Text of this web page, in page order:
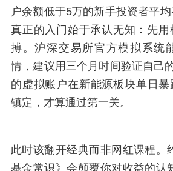
户余额低于5万的新手投资者平均
真正的入门始于承认无知：先
搏。沪深交易所官方模拟系统
情，建议用三个月时间验证自己
的虚拟账户在新能源板块单日
镇定，才算通过第一关。
此时该翻开经典而非网红课程。
基金常识》会颠覆你对收益的认